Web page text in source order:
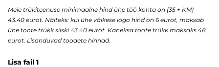
Meie trükiteenuse minimaalne hind ühe töö kohta on (35 + KM)
43.40 eurot. Näiteks: kui ühe väikese logo hind on 6 eurot, maksab
ühe toote trükk siiski 43.40 eurot. Kaheksa toote trükk maksaks 48
eurot. Lisanduvad toodete hinnad.
Lisa fail 1